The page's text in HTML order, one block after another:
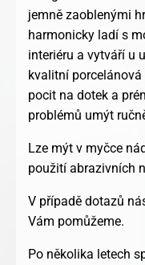
jemně zaoblenými
harmonicky ladí s
interiéru a vytváří u
kvalitní
pocit na dotek a
problémů umýt
Lze mýt v myčce
použití abrazivních
V případě dotazů
Vám pomůžeme.
Po několika letech